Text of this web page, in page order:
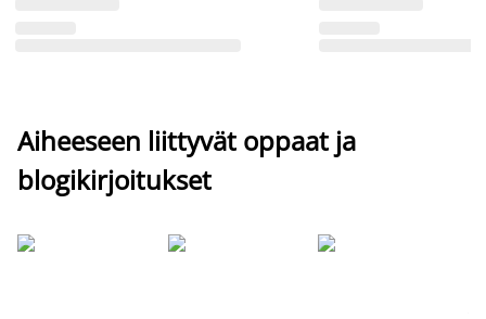
Aiheeseen liittyvät oppaat ja
blogikirjoitukset